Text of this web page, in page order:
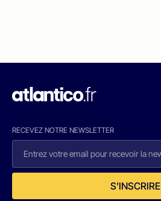
RECEVEZ NOTRE NEWSLETTER
S'INSCRIRE